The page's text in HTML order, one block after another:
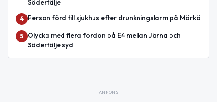
Södertälje
4 Person förd till sjukhus efter drunkningslarm på Mörkö
5
Olycka med flera fordon på E4 mellan Järna och
Södertälje syd
ANNONS